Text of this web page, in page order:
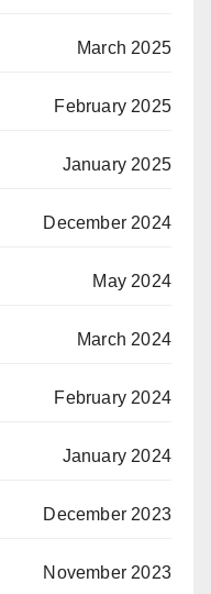
March 2025
February 2025
January 2025
December 2024
May 2024
March 2024
February 2024
January 2024
December 2023
November 2023